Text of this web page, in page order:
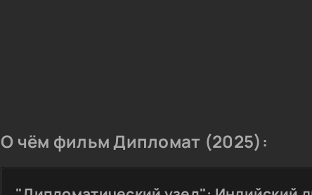
О чём фильм Дипломат (2025):